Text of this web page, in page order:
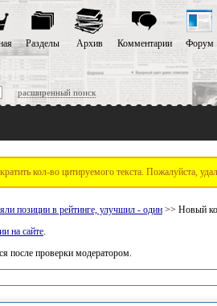
расширенный поиск
Разделы Архив Комментарии Форум
кол-во цитируемого текста. Пожалуйста,
позиции в рейтинге, улучшил - один >> Новый
на сайте.
после проверки модератором.